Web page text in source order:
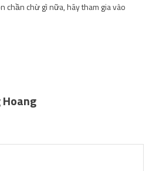
chần chừ gì nữa, hãy tham gia vào